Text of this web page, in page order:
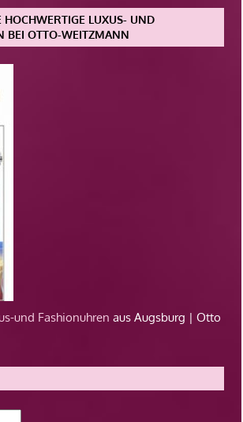
HOCHWERTIGE LUXUS- UND
BEI OTTO-WEITZMANN
und Fashionuhren aus Augsburg | Otto